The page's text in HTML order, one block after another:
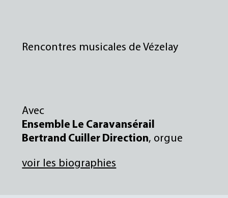
Rencontres musicales de Vézelay
Avec
Ensemble Le Caravansérail
Bertrand Cuiller Direction, orgue
voir les biographies